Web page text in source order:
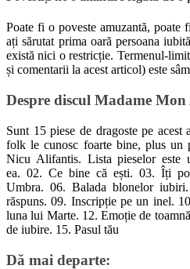
Poate fi o poveste amuzantă, poate
ați sărutat prima oară persoana
există nici o restricție. Termenul-
și comentarii la acest articol) este
Despre discul Madame
Sunt 15 piese de dragoste pe
folk le cunosc foarte bine, plus un
Nicu Alifantis. Lista pieselor este
ea. 02. Ce bine că ești. 03. Îți
Umbra. 06. Balada blonelor
răspuns. 09. Inscripție pe un inel.
luna lui Marte. 12. Emoție de
de iubire. 15. Pasul tău
Dă mai departe: